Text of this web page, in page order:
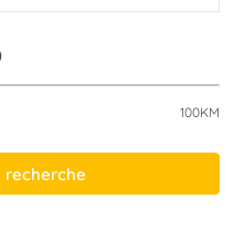
100KM
recherche